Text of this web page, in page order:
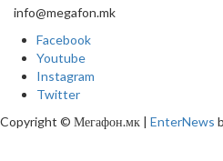
info@megafon.mk
Facebook
Youtube
Instagram
Twitter
Copyright © Мегафон.мк | EnterNews